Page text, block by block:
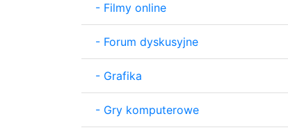
- Filmy online
- Forum dyskusyjne
- Grafika
- Gry komputerowe